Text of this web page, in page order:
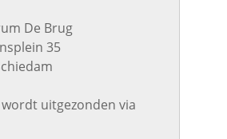
De Brug
35
wordt uitgezonden via